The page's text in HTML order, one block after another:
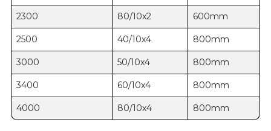
2300 80/10x2 600mm
2500 40/10x4 800mm
3000 50/10x4 800mm
3400 60/10x4 800mm
4000 80/10x4 800mm